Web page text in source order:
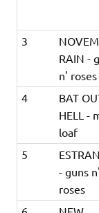
3
RAIN -
n' roses
4
BAT
HELL -
loaf
5
- guns n'
roses